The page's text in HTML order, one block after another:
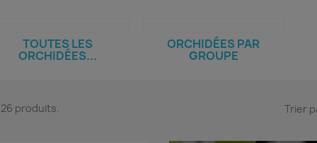
TOUTES LES
ORCHIDÉES...
ORCHIDÉES PAR
GROUPE
produits. Trier